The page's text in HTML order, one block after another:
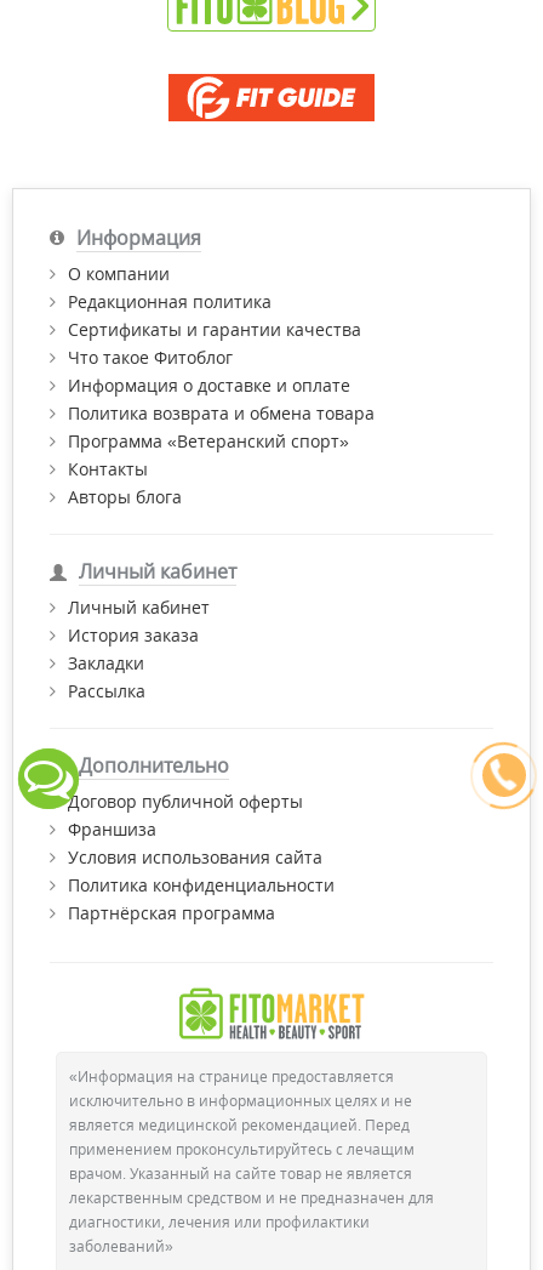
Информация
О компании
Редакционная политика
Сертификаты и гарантии качества
Что такое Фитоблог
Информация о доставке и оплате
Политика возврата и обмена товара
Программа «Ветеранский спорт»
Контакты
Авторы блога
Личный кабинет
Личный кабинет
История заказа
Закладки
Рассылка
Дополнительно
Договор публичной оферты
Франшиза
Условия использования сайта
Политика конфиденциальности
Партнёрская программа
«Информация на странице предоставляется
исключительно в информационных целях и не
является медицинской рекомендацией. Перед
применением проконсультируйтесь с лечащим
врачом. Указанный на сайте товар не является
лекарственным средством и не предназначен для
диагностики, лечения или профилактики
заболеваний»